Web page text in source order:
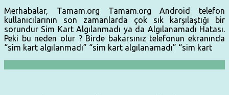
Merhabalar, Tamam.org Tamam.org Android telefon
kullanıcılarının son zamanlarda çok sık karşılaştığı bir
sorundur Sim Kart Algılanmadı ya da Algılanamadı Hatası.
Peki bu neden olur ? Birde bakarsınız telefonun ekranında
“sim kart algılanmadı” “sim kart algılanamadı” “sim kart